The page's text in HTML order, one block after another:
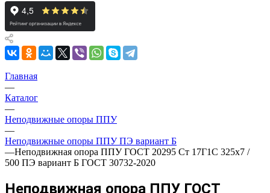
Главная
—
Каталог
—
Неподвижные опоры ППУ
—
Неподвижные опоры ППУ ПЭ вариант Б
—Неподвижная опора ППУ ГОСТ 20295 Ст 17Г1С 325x7 /
500 ПЭ вариант Б ГОСТ 30732-2020
Неподвижная опора ППУ ГОСТ